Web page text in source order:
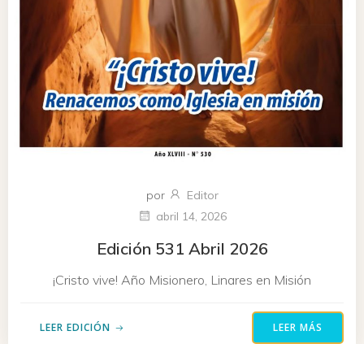
por
Editor
abril 14, 2026
Edición 531 Abril 2026
¡Cristo vive! Año Misionero, Linares en Misión
LEER EDICIÓN LEER MÁS